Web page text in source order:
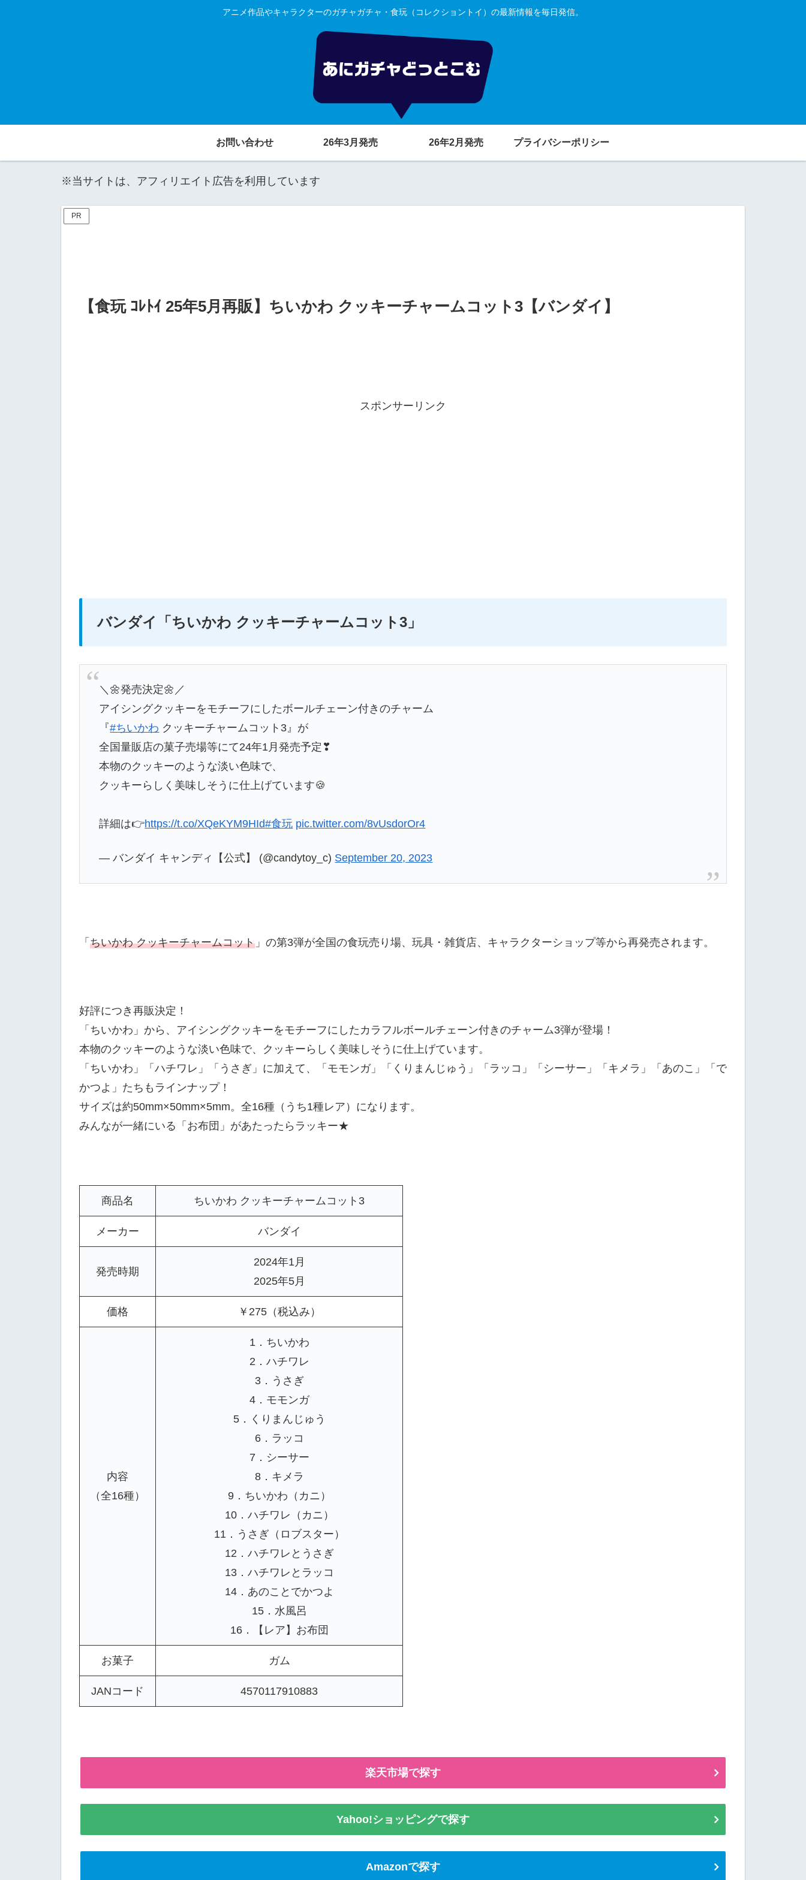
アニメ作品やキャラクターのガチャガチャ・食玩（コレクショントイ）の最新情報を毎日発信。
お問い合わせ 26年3月発売 26年2月発売 プライバシーポリシー
※当サイトは、アフィリエイト広告を利用しています
PR
【食玩 ｺﾚﾄｲ 25年5月再販】ちいかわ クッキーチャームコット3【バンダイ】
スポンサーリンク
バンダイ 「ちいかわ クッキーチャームコット3」
＼🌼発売決定🌼／
アイシングクッキーをモチーフにしたボールチェーン付きのチャーム
『#ちいかわ クッキーチャームコット3』が
全国量販店の菓子売場等にて24年1月発売予定❣
本物のクッキーのような淡い色味で、
クッキーらしく美味しそうに仕上げています🍪
詳細は👉https://t.co/XQeKYM9HId#食玩 pic.twitter.com/8vUsdorOr4
— バンダイ キャンディ【公式】 (@candytoy_c) September 20, 2023
「 ちいかわ クッキーチャームコット 」の第3弾が全国の食玩売り場、玩具・雑貨店、キャラクターショップ等から再発売されます。
好評につき再販決定！
「ちいかわ」から、アイシングクッキーをモチーフにしたカラフルボールチェーン付きのチャーム3弾が登場！
本物のクッキーのような淡い色味で、クッキーらしく美味しそうに仕上げています。
「ちいかわ」「ハチワレ」「うさぎ」に加えて、「モモンガ」「くりまんじゅう」「ラッコ」「シーサー」「キメラ」「あのこ」「で
かつよ」たちもラインナップ！
サイズは約50mm×50mm×5mm。全16種（うち1種レア）になります。
みんなが一緒にいる「お布団」があたったらラッキー★
商品名 ちいかわ クッキーチャームコット3
メーカー バンダイ
発売時期
2024年1月
2025年5月
価格 ￥275（税込み）
内容
（全16種）
1．ちいかわ
2．ハチワレ
3．うさぎ
4．モモンガ
5．くりまんじゅう
6．ラッコ
7．シーサー
8．キメラ
9．ちいかわ（カニ）
10．ハチワレ（カニ）
11．うさぎ（ロブスター）
12．ハチワレとうさぎ
13．ハチワレとラッコ
14．あのことでかつよ
15．水風呂
16．【レア】お布団
お菓子 ガム
JANコード 4570117910883
楽天市場で探す
Yahoo!ショッピングで探す
Amazonで探す